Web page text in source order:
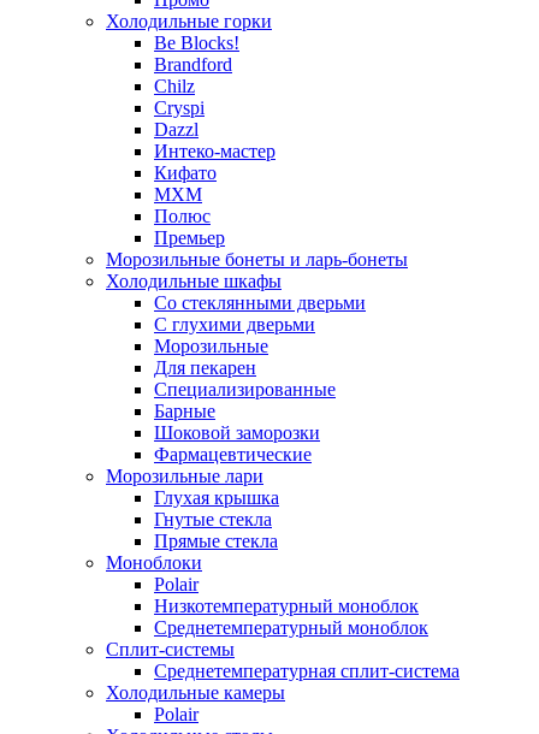
Холодильные горки
Be Blocks!
Brandford
Chilz
Cryspi
Dazzl
Интеко-мастер
Кифато
МХМ
Полюс
Премьер
Морозильные бонеты и ларь-бонеты
Холодильные шкафы
Со стеклянными дверьми
С глухими дверьми
Морозильные
Для пекарен
Специализированные
Барные
Шоковой заморозки
Фармацевтические
Морозильные лари
Глухая крышка
Гнутые стекла
Прямые стекла
Моноблоки
Polair
Низкотемпературный моноблок
Среднетемпературный моноблок
Сплит-системы
Среднетемпературная сплит-система
Холодильные камеры
Polair